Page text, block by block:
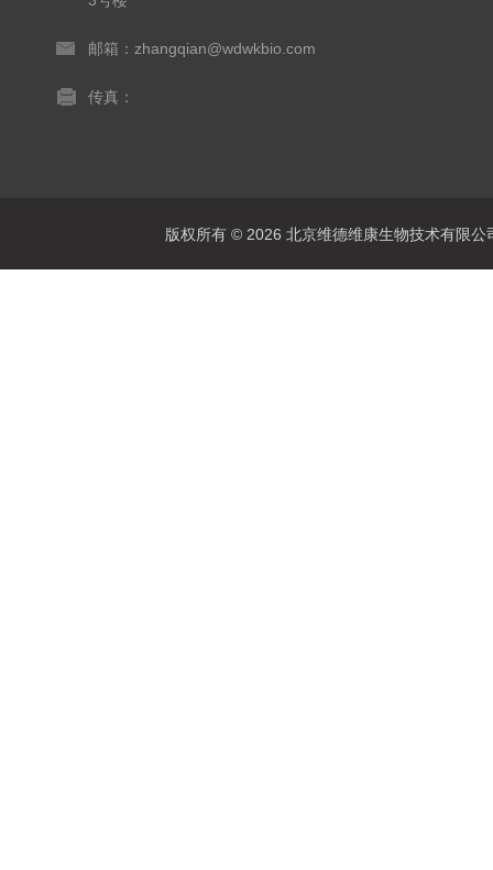
邮箱：zhangqian@wdwkbio.com
传真：
版权所有 © 2026 北京维德维康生物技术有